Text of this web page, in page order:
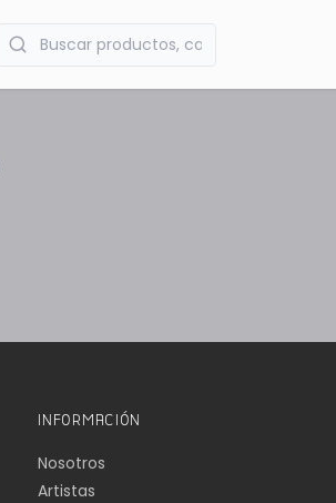
INFORMACIÓN
Nosotros
Artistas